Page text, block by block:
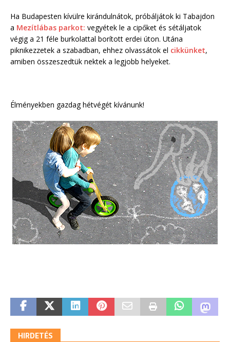
Ha Budapesten kívülre kirándulnátok, próbáljátok ki Tabajdon
a Mezítlábas parkot: vegyétek le a cipőket és sétáljatok
végig a 21 féle burkolattal borított erdei úton. Utána
piknikezzetek a szabadban, ehhez olvassátok el cikkünket,
amiben összeszedtük nektek a legjobb helyeket.
Élményekben gazdag hétvégét kívánunk!
HIRDETÉS